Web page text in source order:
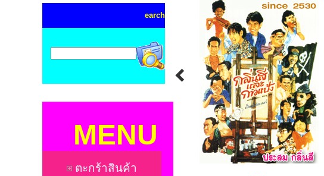
earch
MENU
ตะกร้าสินค้า